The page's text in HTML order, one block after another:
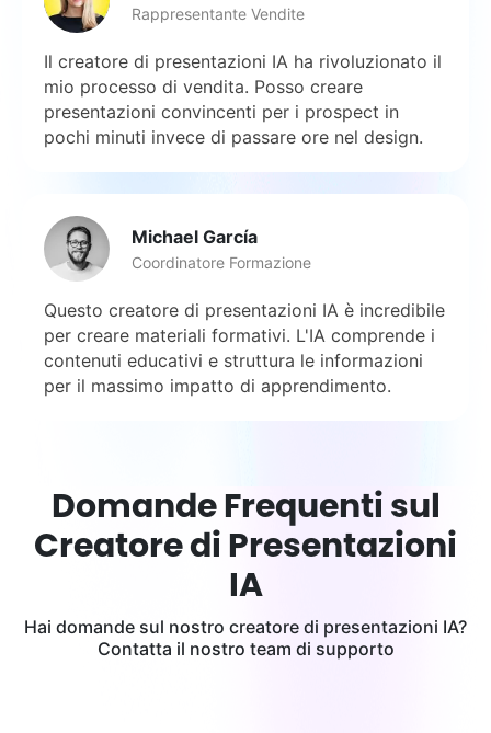
Rappresentante Vendite
Il creatore di presentazioni IA ha rivoluzionato il
mio processo di vendita. Posso creare
presentazioni convincenti per i prospect in
pochi minuti invece di passare ore nel design.
Michael García
Coordinatore Formazione
Questo creatore di presentazioni IA è incredibile
per creare materiali formativi. L'IA comprende i
contenuti educativi e struttura le informazioni
per il massimo impatto di apprendimento.
Domande Frequenti sul
Creatore di Presentazioni
IA
Hai domande sul nostro creatore di presentazioni IA?
Contatta il nostro team di supporto